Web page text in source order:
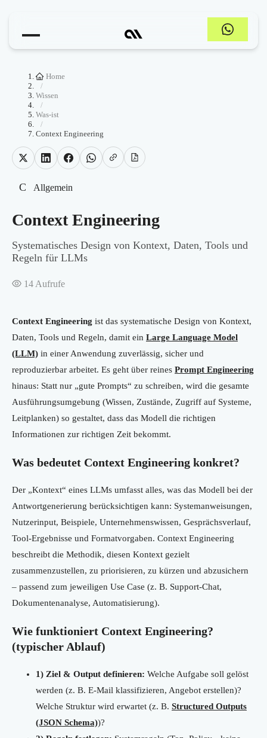
Home
/
Wissen
/
Was-ist
/
Context Engineering
C Allgemein
Context Engineering
Systematisches Design von Kontext, Daten, Tools und
Regeln für LLMs
14 Aufrufe
Context Engineering ist das systematische Design von Kontext,
Daten, Tools und Regeln, damit ein Large Language Model
(LLM) in einer Anwendung zuverlässig, sicher und
reproduzierbar arbeitet. Es geht über reines Prompt Engineering
hinaus: Statt nur „gute Prompts“ zu schreiben, wird die gesamte
Ausführungsumgebung (Wissen, Zustände, Zugriff auf Systeme,
Leitplanken) so gestaltet, dass das Modell die richtigen
Informationen zur richtigen Zeit bekommt.
Was bedeutet Context Engineering konkret?
Der „Kontext“ eines LLMs umfasst alles, was das Modell bei der
Antwortgenerierung berücksichtigen kann: Systemanweisungen,
Nutzerinput, Beispiele, Unternehmenswissen, Gesprächsverlauf,
Tool-Ergebnisse und Formatvorgaben. Context Engineering
beschreibt die Methodik, diesen Kontext gezielt
zusammenzustellen, zu priorisieren, zu kürzen und abzusichern
– passend zum jeweiligen Use Case (z. B. Support-Chat,
Dokumentenanalyse, Automatisierung).
Wie funktioniert Context Engineering?
(typischer Ablauf)
1) Ziel & Output definieren: Welche Aufgabe soll gelöst
werden (z. B. E-Mail klassifizieren, Angebot erstellen)?
Welche Struktur wird erwartet (z. B. Structured Outputs
(JSON Schema))?